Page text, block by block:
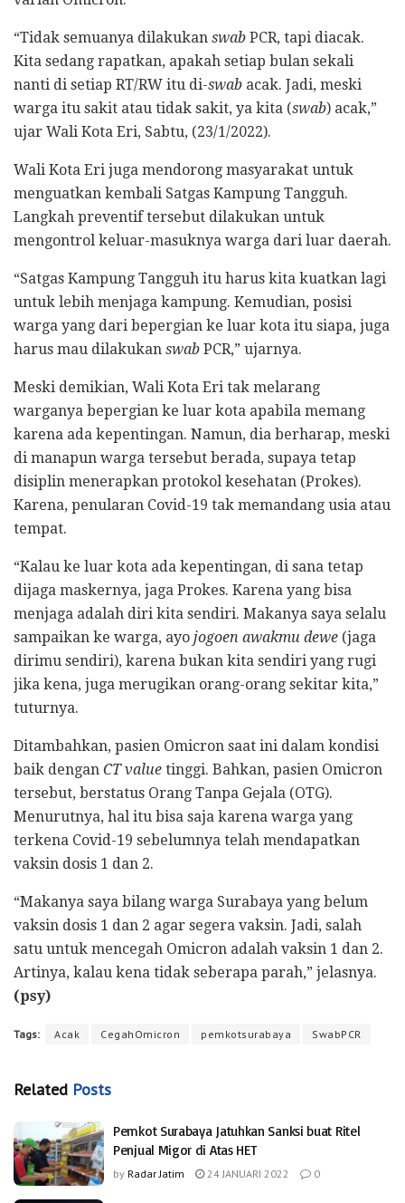
“Tidak semuanya dilakukan swab PCR, tapi diacak.
Kita sedang rapatkan, apakah setiap bulan sekali
nanti di setiap RT/RW itu di-swab acak. Jadi, meski
warga itu sakit atau tidak sakit, ya kita (swab) acak,”
ujar Wali Kota Eri, Sabtu, (23/1/2022).
Wali Kota Eri juga mendorong masyarakat untuk
menguatkan kembali Satgas Kampung Tangguh.
Langkah preventif tersebut dilakukan untuk
mengontrol keluar-masuknya warga dari luar daerah.
“Satgas Kampung Tangguh itu harus kita kuatkan lagi
untuk lebih menjaga kampung. Kemudian, posisi
warga yang dari bepergian ke luar kota itu siapa, juga
harus mau dilakukan swab PCR,” ujarnya.
Meski demikian, Wali Kota Eri tak melarang
warganya bepergian ke luar kota apabila memang
karena ada kepentingan. Namun, dia berharap, meski
di manapun warga tersebut berada, supaya tetap
disiplin menerapkan protokol kesehatan (Prokes).
Karena, penularan Covid-19 tak memandang usia atau
tempat.
“Kalau ke luar kota ada kepentingan, di sana tetap
dijaga maskernya, jaga Prokes. Karena yang bisa
menjaga adalah diri kita sendiri. Makanya saya selalu
sampaikan ke warga, ayo jogoen awakmu dewe (jaga
dirimu sendiri), karena bukan kita sendiri yang rugi
jika kena, juga merugikan orang-orang sekitar kita,”
tuturnya.
Ditambahkan, pasien Omicron saat ini dalam kondisi
baik dengan CT value tinggi. Bahkan, pasien Omicron
tersebut, berstatus Orang Tanpa Gejala (OTG).
Menurutnya, hal itu bisa saja karena warga yang
terkena Covid-19 sebelumnya telah mendapatkan
vaksin dosis 1 dan 2.
“Makanya saya bilang warga Surabaya yang belum
vaksin dosis 1 dan 2 agar segera vaksin. Jadi, salah
satu untuk mencegah Omicron adalah vaksin 1 dan 2.
Artinya, kalau kena tidak seberapa parah,” jelasnya.
(psy)
Tags: Acak CegahOmicron pemkotsurabaya SwabPCR
Related Posts
Pemkot Surabaya Jatuhkan Sanksi buat Ritel
Penjual Migor di Atas HET
by Radar Jatim 24 JANUARI 2022 0